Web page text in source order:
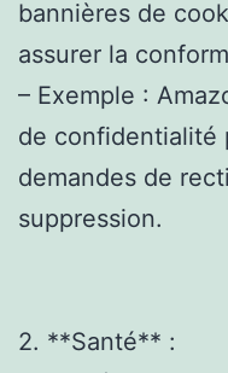
bannières de
assurer la
– Exemple :
de confidentialité
demandes de
suppression.
2. **Santé** :